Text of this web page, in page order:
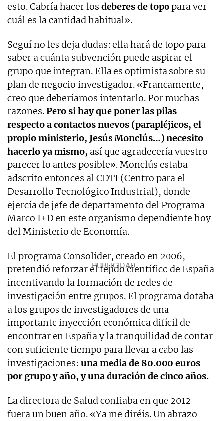
esto. Cabría hacer los deberes de topopara ver
cuál es la cantidad habitual».
Seguí no les deja dudas: ella hará de topo para
saber a cuánta subvención puede aspirar el
grupo que integran. Ella es optimista sobre su
plan de negocio investigador. «Francamente,
creo que deberíamos intentarlo. Por muchas
razones.Pero si hay que poner las pilas
respecto a contactos nuevos (parapléjicos, el
propio ministerio, Jesús Monclús…) necesito
hacerlo ya mismo, así que agradecería vuestro
parecer lo antes posible». Monclús estaba
adscrito entonces al CDTI (Centro para el
Desarrollo Tecnológico Industrial), donde
ejercía de jefe de departamento del Programa
Marco I+D en este organismo dependiente hoy
del Ministerio de Economía.
El programa Consolider, creado en 2006,
pretendió reforzar el tejido científico de España
incentivando la formación de redes de
investigación entre grupos. El programa dotaba
a los grupos de investigadores de una
importante inyección económica difícil de
encontrar en España y la tranquilidad de contar
con suficiente tiempo para llevar a cabo las
investigaciones: una media de 80.000 euros
por grupo y año, y una duración de cinco años.
La directora de Salud confiaba en que 2012
fuera un buen año. «Ya me diréis. Un abrazo